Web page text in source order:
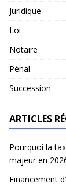
Juridique
Loi
Notaire
Pénal
Succession
ARTICLES
Pourquoi la
majeur en
Financement